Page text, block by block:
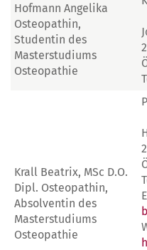
Hofmann Angelika
Osteopathin,
Studentin des
Masterstudiums
Osteopathie
Krall Beatrix, MSc D.O.
Dipl. Osteopathin,
Absolventin des
Masterstudiums
Osteopathie